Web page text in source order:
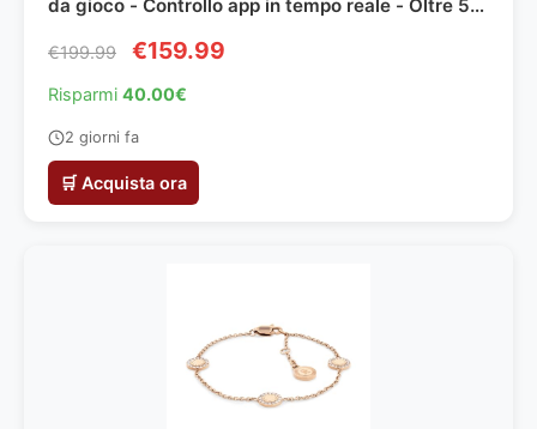
da gioco - Controllo app in tempo reale - Oltre 50
GHz/Bluetooth - PC, PS5, PS4, Switch 1/2, Mobile
€199.99 €159.99
Risparmi 40.00€
2 giorni fa
🛒 Acquista ora